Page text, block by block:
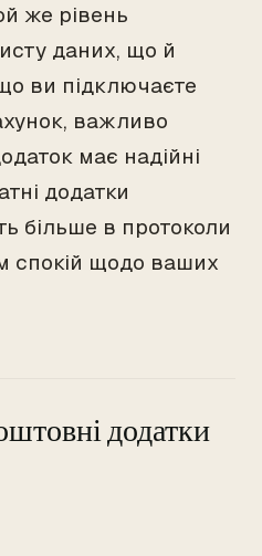
же рівень
даних, що й
ви підключаєте
важливо
має надійні
додатки
більше в протоколи
спокій щодо ваших
додатки